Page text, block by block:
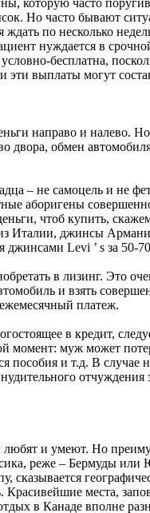
которую часто
Но часто бывают
ждать по несколько
нуждается в
бесплатна,
эти выплаты могут
направо и налево.
двора, обмен
– не самоцель и не
аборигены
чтоб купить,
Италии, джинсы Армани
джинсами Levi ’ s за 50-
в лизинг. Это
и взять
платеж.
в кредит,
момент: муж может
пособия и т.д. В случае
отчуждения
любят и умеют. Но
реже – Бермуды или
сказывается
Красивейшие места,
в Канаде вполне